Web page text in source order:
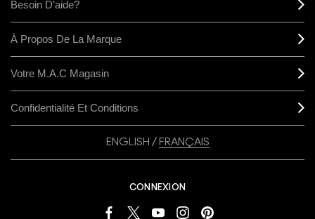
breakout album, love for
why overdressing is a total
LIRE PLUS
NOUS APPELER :
1 800 588-0070
Besoin D’aide?
À Propos De La Marque
Votre M.A.C Magasin
Confidentialité Et Conditions
ENGLISH / FRANÇAIS
CONNEXION